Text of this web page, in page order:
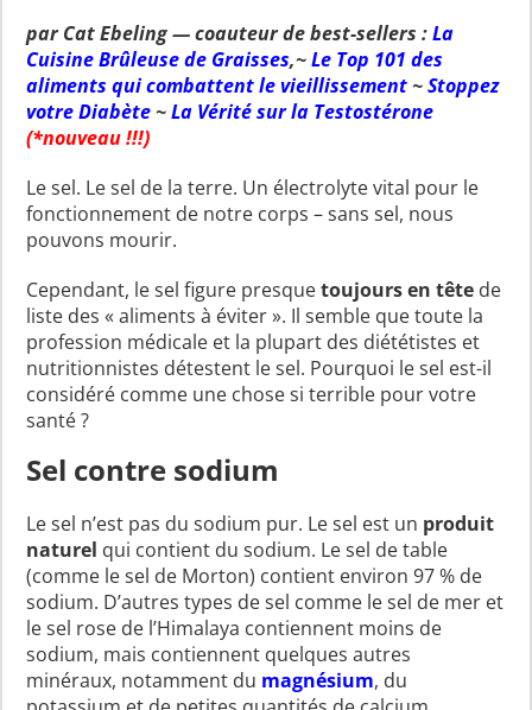
par Cat Ebeling — coauteur de best-sellers :La
Cuisine Brûleuse de Graisses,~Le Top 101 des
aliments qui combattent le vieillissement~Stoppez
votre Diabète~La Vérité sur la Testostérone
(*nouveau !!!)
Le sel. Le sel de la terre. Un électrolyte vital pour le
fonctionnement de notre corps – sans sel, nous
pouvons mourir.
Cependant, le sel figure presquetoujours en tête de
liste des « aliments à éviter ». Il semble que toute la
profession médicale et la plupart des diététistes et
nutritionnistes détestent le sel. Pourquoi le sel est-il
considéré comme une chose si terrible pour votre
santé ?
Sel contre sodium
Le sel n’est pas du sodium pur. Le sel est un produit
naturel qui contient du sodium. Le sel de table
(comme le sel de Morton) contient environ 97 % de
sodium. D’autres types de sel comme le sel de mer et
le sel rose de l’Himalaya contiennent moins de
sodium, mais contiennent quelques autres
minéraux, notamment du magnésium, du